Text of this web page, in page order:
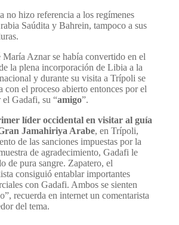
no hizo referencia a los regímenes
Saúdita y Bahrein, tampoco a sus
María Aznar se había convertido en el
la plena incorporación de Libia a la
y durante su visita a Trípoli se
con el proceso abierto entonces por el
Gadafi, su “amigo”.
líder occidental en visitar al guía
Jamahiriya Arabe, en Trípoli,
de las sanciones impuestas por la
de agradecimiento, Gadafi le
de pura sangre. Zapatero, el
consiguió entablar importantes
con Gadafi. Ambos se sienten
recuerda en internet un comentarista
del tema.